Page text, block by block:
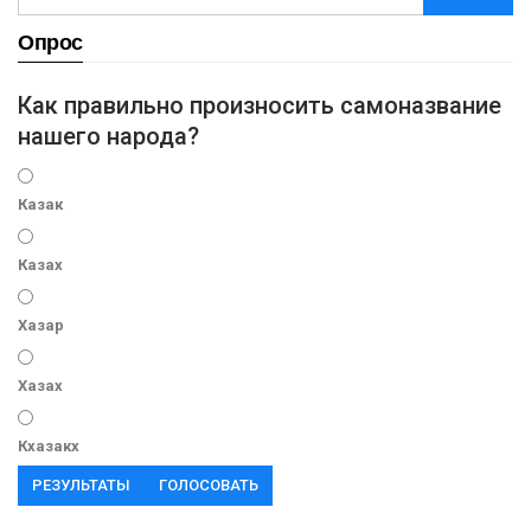
Опрос
Как правильно произносить самоназвание
нашего народа?
Казак
Казах
Хазар
Хазах
Кхазакх
РЕЗУЛЬТАТЫ ГОЛОСОВАТЬ